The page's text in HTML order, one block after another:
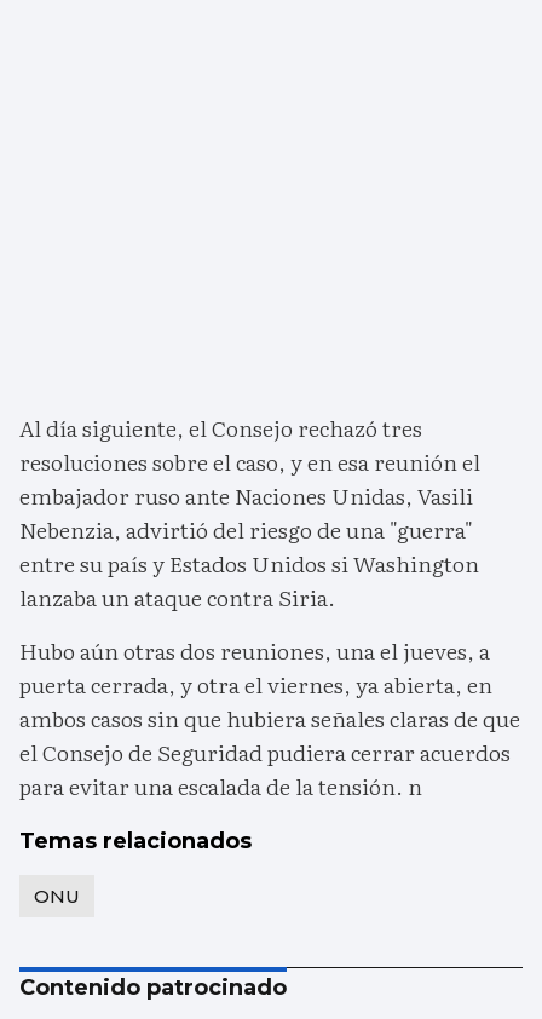
Al día siguiente, el Consejo rechazó tres
resoluciones sobre el caso, y en esa reunión el
embajador ruso ante Naciones Unidas, Vasili
Nebenzia, advirtió del riesgo de una "guerra"
entre su país y Estados Unidos si Washington
lanzaba un ataque contra Siria.
Hubo aún otras dos reuniones, una el jueves, a
puerta cerrada, y otra el viernes, ya abierta, en
ambos casos sin que hubiera señales claras de que
el Consejo de Seguridad pudiera cerrar acuerdos
para evitar una escalada de la tensión. n
Temas relacionados
ONU
Contenido patrocinado